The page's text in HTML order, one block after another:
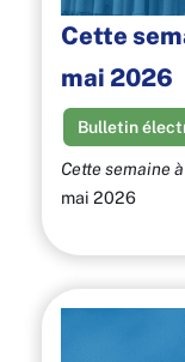
Cette
mai 2026
Bulletin
Cette semaine
mai 2026